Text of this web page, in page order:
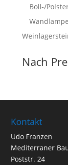
Boll-/
Nach
Kontakt
Udo Franzen
Mediterraner
Poststr. 24